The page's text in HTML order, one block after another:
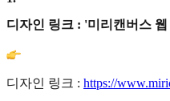
디자인 링크 : '미리캔버스
디자인 링크 : https://